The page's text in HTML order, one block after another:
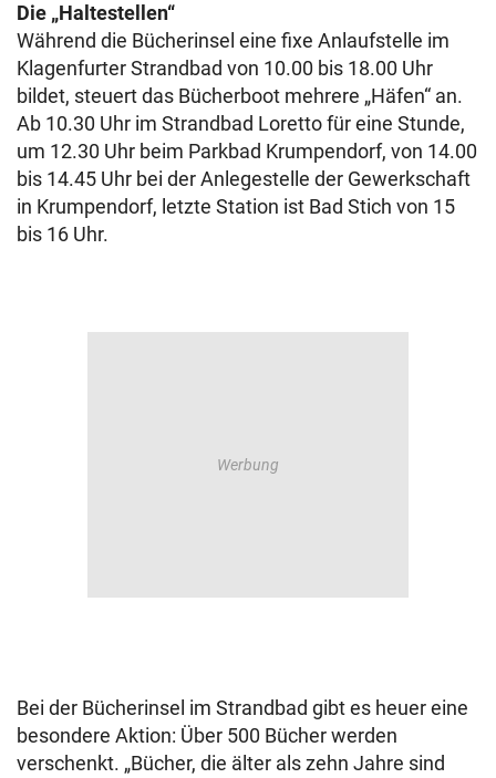
Die „Haltestellen“
Während die Bücherinsel eine fixe Anlaufstelle im
Klagenfurter Strandbad von 10.00 bis 18.00 Uhr
bildet, steuert das Bücherboot mehrere „Häfen“ an.
Ab 10.30 Uhr im Strandbad Loretto für eine Stunde,
um 12.30 Uhr beim Parkbad Krumpendorf, von 14.00
bis 14.45 Uhr bei der Anlegestelle der Gewerkschaft
in Krumpendorf, letzte Station ist Bad Stich von 15
bis 16 Uhr.
Bei der Bücherinsel im Strandbad gibt es heuer eine
besondere Aktion: Über 500 Bücher werden
verschenkt. „Bücher, die älter als zehn Jahre sind